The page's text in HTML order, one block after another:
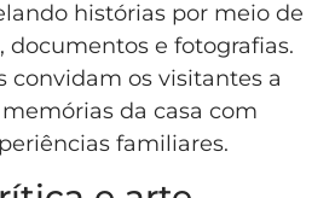
histórias por meio de
documentos e fotografias.
convidam os visitantes a
da casa com
familiares.